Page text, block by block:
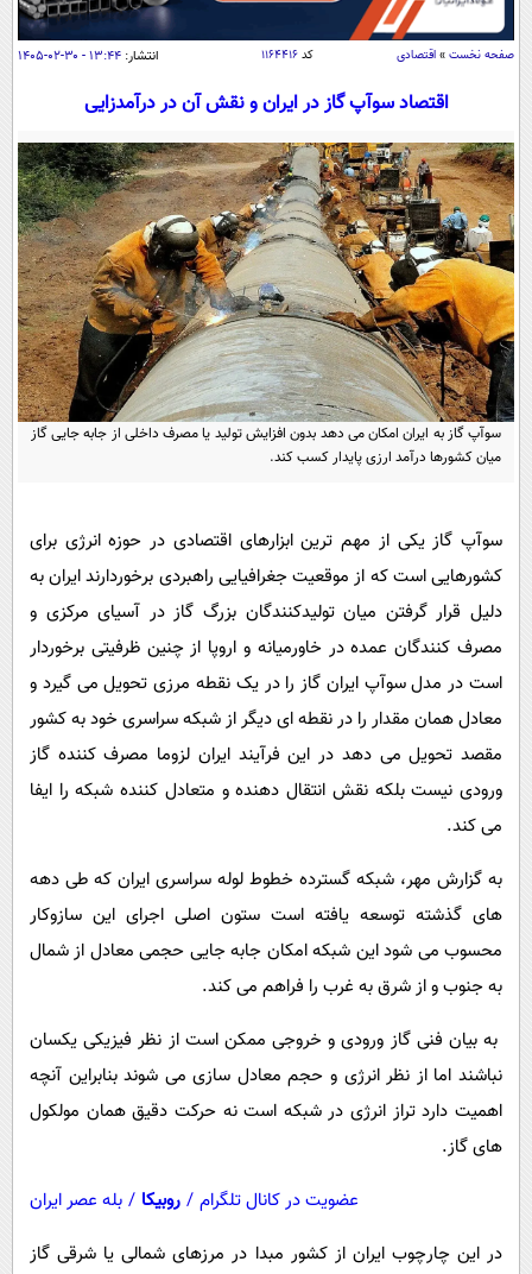
سیاسی
اقتصاد
جامعه
حوادث
سلامت
یک برش دانایی
محیط زیست
سفر و تفریح
بین الملل
سیاست خارجی
فرهنگ و هنر
علم و دانش
فناوری و It
علمی
اخبار کریپتو
قرآن
گوناگون
سرگرمی
باشگاه مغز
مجله تصویری سلاح
فیلم
اقتصاد
ورزش
سرگرمی
فناوری
حوادث
محیط زیست
سلامت
اجتماعی
حیات وحش
سیاست خارجی
عصر ایران 2
خواندنی ها و دیدنی ها
پیامک
روانشناسی
آشپزی
آموزش زبان
صفحه نخست » اقتصادی کد۱۱۶۴۴۱۶ انتشار: ۱۳:۴۴ - ۳۰-۰۲-۱۴۰۵
اقتصاد سوآپ گاز در ایران و نقش آن در درآمدزایی
سوآپ گاز به ایران امکان می دهد بدون افزایش تولید یا مصرف داخلی از جابه جایی گاز
میان کشورها درآمد ارزی پایدار کسب کند.
سوآپ گاز یکی از مهم ترین ابزارهای اقتصادی در حوزه انرژی برای
کشورهایی است که از موقعیت جغرافیایی راهبردی برخوردارند ایران به
دلیل قرار گرفتن میان تولیدکنندگان بزرگ گاز در آسیای مرکزی و
مصرف کنندگان عمده در خاورمیانه و اروپا از چنین ظرفیتی برخوردار
است در مدل سوآپ ایران گاز را در یک نقطه مرزی تحویل می گیرد و
معادل همان مقدار را در نقطه ای دیگر از شبکه سراسری خود به کشور
مقصد تحویل می دهد در این فرآیند ایران لزوما مصرف کننده گاز
ورودی نیست بلکه نقش انتقال دهنده و متعادل کننده شبکه را ایفا
می کند.
به گزارش مهر، شبکه گسترده خطوط لوله سراسری ایران که طی دهه
های گذشته توسعه یافته است ستون اصلی اجرای این سازوکار
محسوب می شود این شبکه امکان جابه جایی حجمی معادل از شمال
به جنوب و از شرق به غرب را فراهم می کند.
به بیان فنی گاز ورودی و خروجی ممکن است از نظر فیزیکی یکسان
نباشند اما از نظر انرژی و حجم معادل سازی می شوند بنابراین آنچه
اهمیت دارد تراز انرژی در شبکه است نه حرکت دقیق همان مولکول
های گاز.
عضویت در کانال تلگرام / روبیکا / بله عصر ایران
در این چارچوب ایران از کشور مبدا در مرزهای شمالی یا شرقی گاز